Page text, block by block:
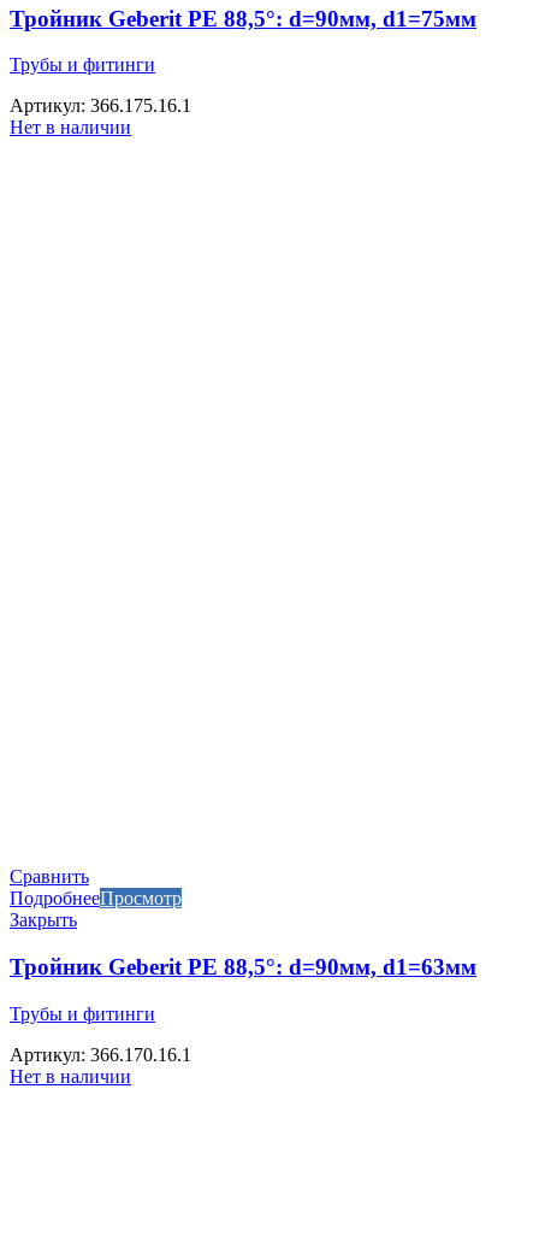
Тройник Geberit PE 88,5°: d=90мм, d1=75мм
Трубы и фитинги
Артикул: 366.175.16.1
Нет в наличии
Сравнить
ПодробнееПросмотр
Закрыть
Тройник Geberit PE 88,5°: d=90мм, d1=63мм
Трубы и фитинги
Артикул: 366.170.16.1
Нет в наличии